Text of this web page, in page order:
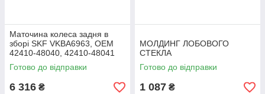
Маточина колеса задня в
зборі SKF VKBA6963, OEM
42410-48040, 42410-48041
Highlander, RX
Готово до відправки
6 316 ₴
МОЛДИНГ ЛОБОВОГО
СТЕКЛА
Готово до відправки
1 087 ₴